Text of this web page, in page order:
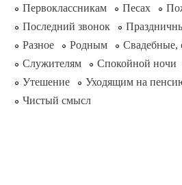
Первоклассникам
Песах
Последний звонок
Разное
Родным
Свадебные,
Служителям
Спокойной ночи
Утешение
Уходящим на
Чистый смысл